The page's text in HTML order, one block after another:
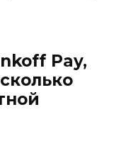
Pay,